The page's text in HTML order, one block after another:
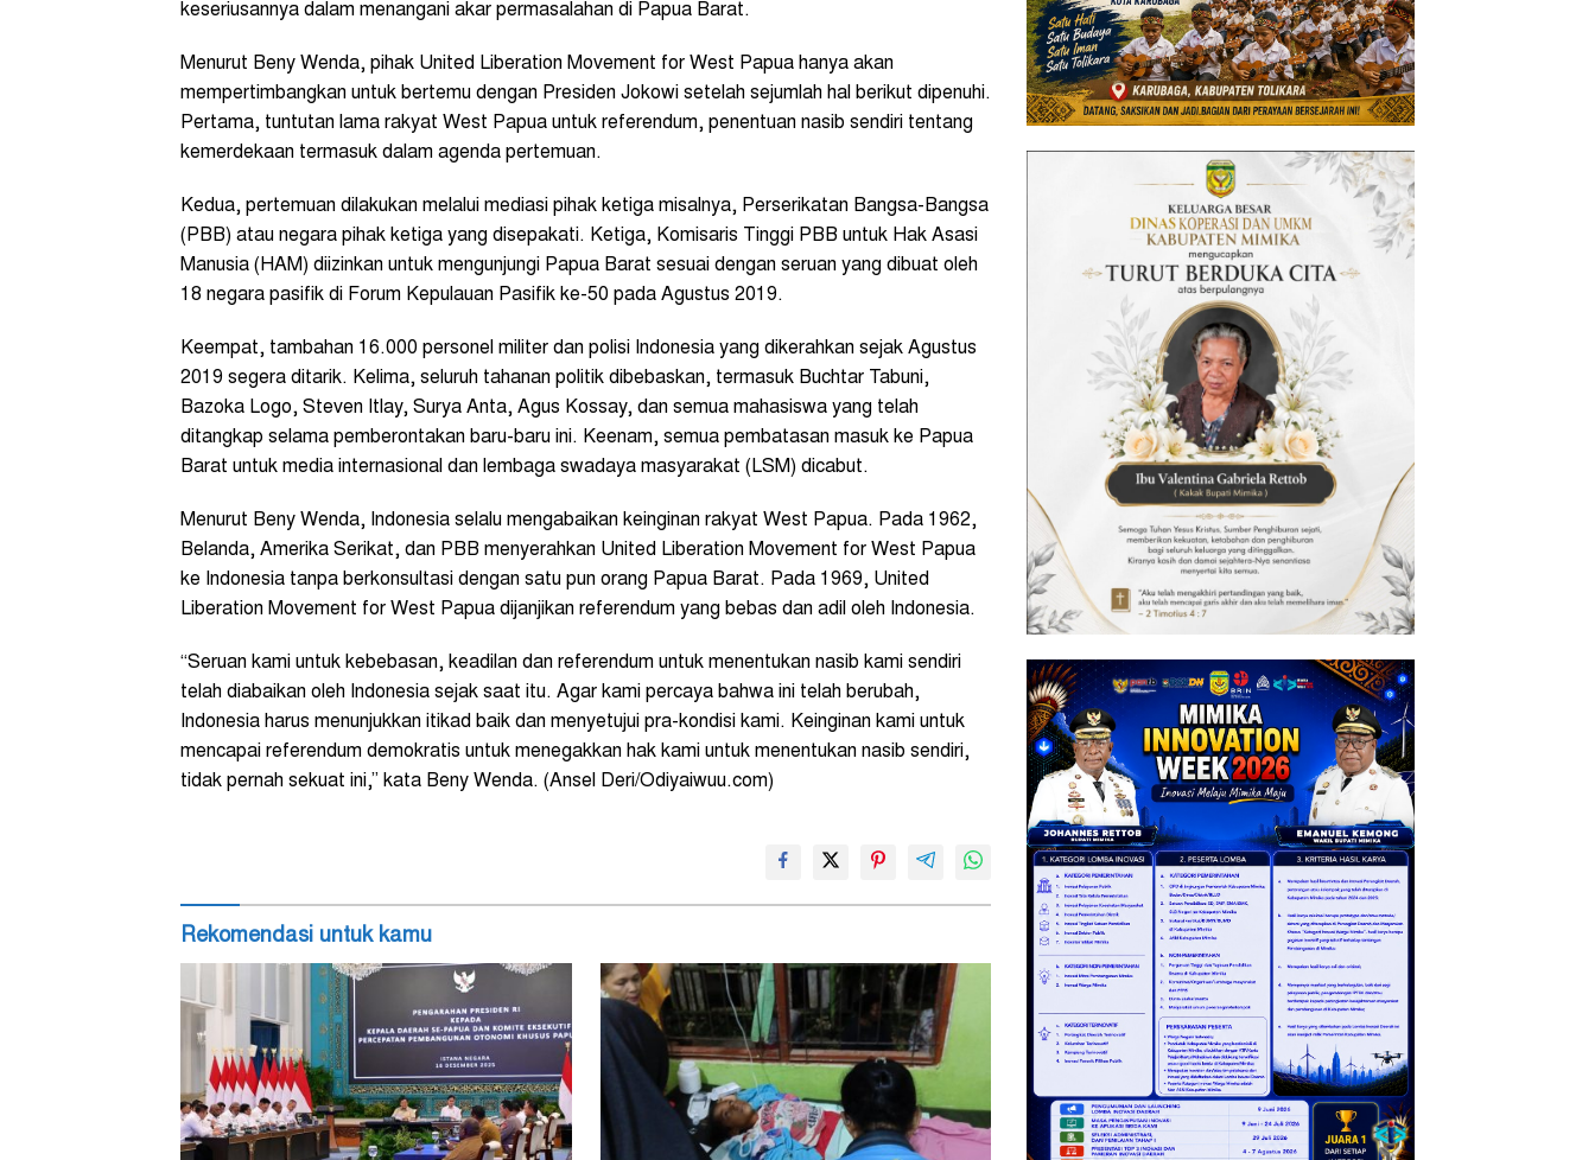
keseriusannya dalam menangani akar permasalahan di Papua Barat.
Menurut Beny Wenda, pihak United Liberation Movement for West Papua hanya akan
mempertimbangkan untuk bertemu dengan Presiden Jokowi setelah sejumlah hal berikut dipenuhi.
Pertama, tuntutan lama rakyat West Papua untuk referendum, penentuan nasib sendiri tentang
kemerdekaan termasuk dalam agenda pertemuan.
Kedua, pertemuan dilakukan melalui mediasi pihak ketiga misalnya, Perserikatan Bangsa-Bangsa
(PBB) atau negara pihak ketiga yang disepakati. Ketiga, Komisaris Tinggi PBB untuk Hak Asasi
Manusia (HAM) diizinkan untuk mengunjungi Papua Barat sesuai dengan seruan yang dibuat oleh
18 negara pasifik di Forum Kepulauan Pasifik ke-50 pada Agustus 2019.
Keempat, tambahan 16.000 personel militer dan polisi Indonesia yang dikerahkan sejak Agustus
2019 segera ditarik. Kelima, seluruh tahanan politik dibebaskan, termasuk Buchtar Tabuni,
Bazoka Logo, Steven Itlay, Surya Anta, Agus Kossay, dan semua mahasiswa yang telah
ditangkap selama pemberontakan baru-baru ini. Keenam, semua pembatasan masuk ke Papua
Barat untuk media internasional dan lembaga swadaya masyarakat (LSM) dicabut.
Menurut Beny Wenda, Indonesia selalu mengabaikan keinginan rakyat West Papua. Pada 1962,
Belanda, Amerika Serikat, dan PBB menyerahkan United Liberation Movement for West Papua
ke Indonesia tanpa berkonsultasi dengan satu pun orang Papua Barat. Pada 1969, United
Liberation Movement for West Papua dijanjikan referendum yang bebas dan adil oleh Indonesia.
“Seruan kami untuk kebebasan, keadilan dan referendum untuk menentukan nasib kami sendiri
telah diabaikan oleh Indonesia sejak saat itu. Agar kami percaya bahwa ini telah berubah,
Indonesia harus menunjukkan itikad baik dan menyetujui pra-kondisi kami. Keinginan kami untuk
mencapai referendum demokratis untuk menegakkan hak kami untuk menentukan nasib sendiri,
tidak pernah sekuat ini,” kata Beny Wenda. (Ansel Deri/Odiyaiwuu.com)
Rekomendasi untuk kamu